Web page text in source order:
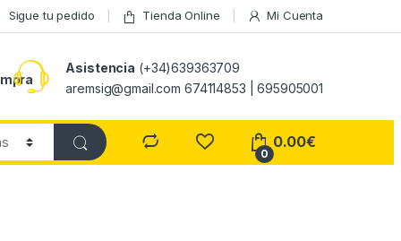
Sigue tu pedido Tienda Online Mi Cuenta
Asistencia (+34)639363709
aremsig@gmail.com 674114853 | 695905001
0
0.00€